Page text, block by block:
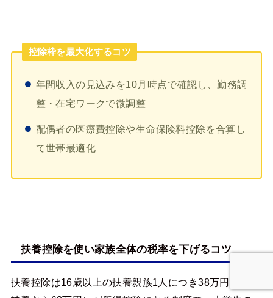
控除枠を最大化するコツ
年間収入の見込みを10月時点で確認し、勤務調
整・在宅ワークで微調整
配偶者の医療費控除や生命保険料控除を合算し
て世帯最適化
扶養控除を使い家族全体の税率を下げるコツ
扶養控除は16歳以上の扶養親族1人につき38万円（特定